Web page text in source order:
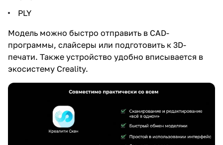
PLY
Модель можно быстро отправить в CAD-
программы, слайсеры или подготовить к 3D-
печати. Также устройство удобно вписывается в
экосистему Creality.